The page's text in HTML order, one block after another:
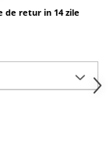
de retur in 14 zile